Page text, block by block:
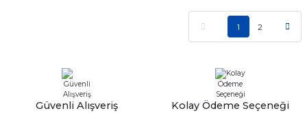
1 2
Güvenli Alışveriş Kolay Ödeme Seçeneği